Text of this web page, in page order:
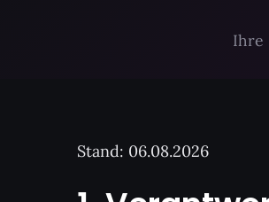
Ihre
Stand: 06.08.2026